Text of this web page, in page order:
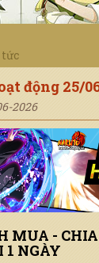
động 25/
2026
MUA -
1 NGÀY